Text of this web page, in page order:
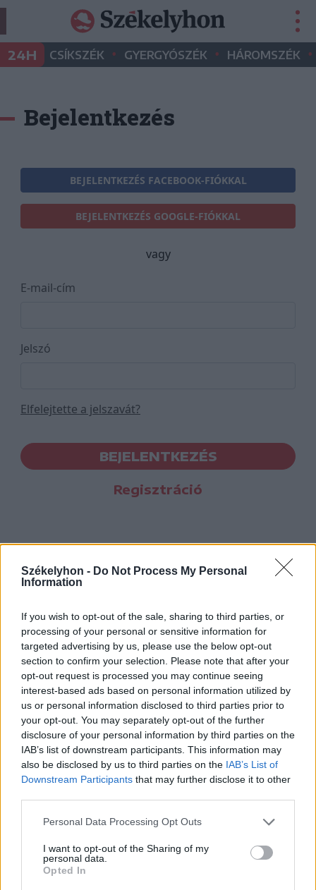
Székelyhon - Do Not Process My Personal
Information
If you wish to opt-out of the sale, sharing to third parties, or
processing of your personal or sensitive information for
targeted advertising by us, please use the below opt-out
section to confirm your selection. Please note that after your
opt-out request is processed you may continue seeing
interest-based ads based on personal information utilized by
us or personal information disclosed to third parties prior to
your opt-out. You may separately opt-out of the further
disclosure of your personal information by third parties on the
IAB’s list of downstream participants. This information may
also be disclosed by us to third parties on the IAB’s List of
Downstream Participants that may further disclose it to other
Personal Data Processing Opt Outs
I want to opt-out of the Sharing of my
personal data.
Opted In
24H CSÍKSZÉK • GYERGYÓSZÉK • HÁROMSZÉK •
Bejelentkezés
BEJELENTKEZÉS FACEBOOK-FIÓKKAL
BEJELENTKEZÉS GOOGLE-FIÓKKAL
vagy
E-mail-cím
Jelszó
Elfelejtette a jelszavát?
BEJELENTKEZÉS
Regisztráció
Hasznos
Impresszum
Szerzői jogok
Adatvédelmi tájékoztató
Cookie-kezelési tájékoztató
Hozzászólási szabályzat
Nyomtatott lapjaink archívuma
Székely Hírmondó archívuma